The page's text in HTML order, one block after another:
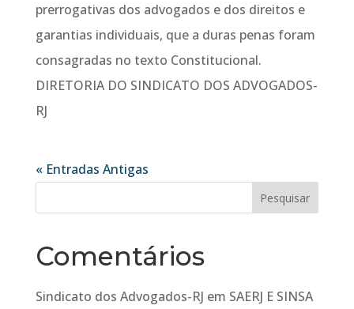
prerrogativas dos advogados e dos direitos e
garantias individuais, que a duras penas foram
consagradas no texto Constitucional.
DIRETORIA DO SINDICATO DOS ADVOGADOS-
RJ
« Entradas Antigas
Comentários
Sindicato dos Advogados-RJ em SAERJ E SINSA